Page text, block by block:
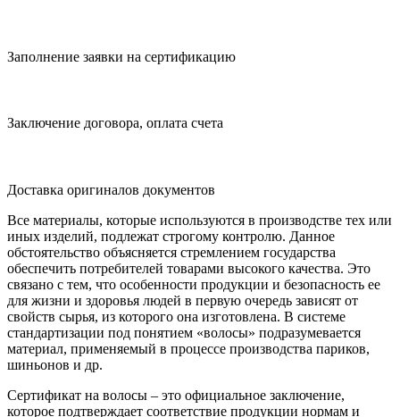
Заполнение заявки на сертификацию
Заключение договора, оплата счета
Доставка оригиналов документов
Все материалы, которые используются в производстве тех или
иных изделий, подлежат строгому контролю. Данное
обстоятельство объясняется стремлением государства
обеспечить потребителей товарами высокого качества. Это
связано с тем, что особенности продукции и безопасность ее
для жизни и здоровья людей в первую очередь зависят от
свойств сырья, из которого она изготовлена. В системе
стандартизации под понятием «волосы» подразумевается
материал, применяемый в процессе производства париков,
шиньонов и др.
Сертификат на волосы – это официальное заключение,
которое подтверждает соответствие продукции нормам и